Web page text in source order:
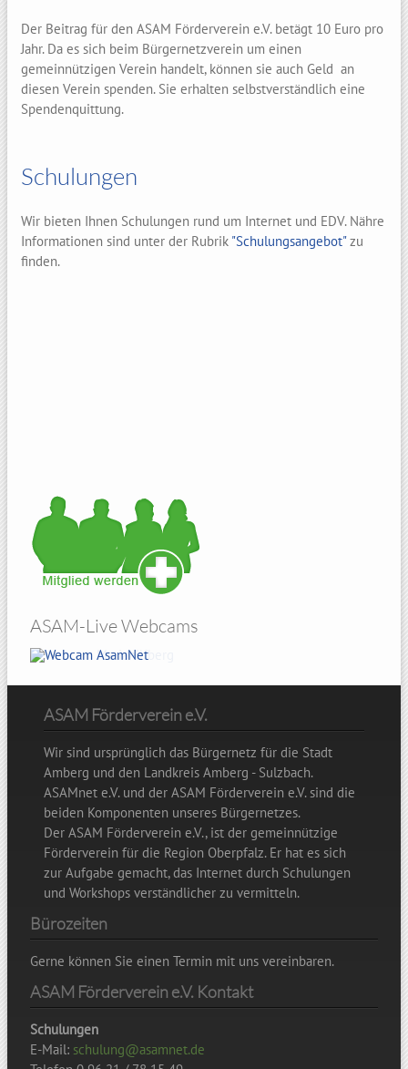
Der Beitrag für den ASAM Förderverein e.V. betägt 10 Euro pro
Jahr. Da es sich beim Bürgernetzverein um einen
gemeinnützigen Verein handelt, können sie auch Geld an
diesen Verein spenden. Sie erhalten selbstverständlich eine
Spendenquittung.
Schulungen
Wir bieten Ihnen Schulungen rund um Internet und EDV. Nähre
Informationen sind unter der Rubrik "Schulungsangebot"zu
finden.
ASAM-Live Webcams
ASAM Förderverein e.V.
Wir sind ursprünglich das Bürgernetz für die Stadt
Amberg und den Landkreis Amberg - Sulzbach.
ASAMnet e.V. und der ASAM Förderverein e.V. sind die
beiden Komponenten unseres Bürgernetzes.
Der ASAM Förderverein e.V., ist der gemeinnützige
Förderverein für die Region Oberpfalz. Er hat es sich
zur Aufgabe gemacht, das Internet durch Schulungen
und Workshops verständlicher zu vermitteln.
Bürozeiten
Gerne können Sie einen Termin mit uns vereinbaren.
ASAM Förderverein e.V. Kontakt
Schulungen
E-Mail: schulung@asamnet.de